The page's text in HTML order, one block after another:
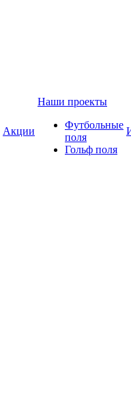
Акции
Наши проекты
Футбольные
поля
Гольф поля